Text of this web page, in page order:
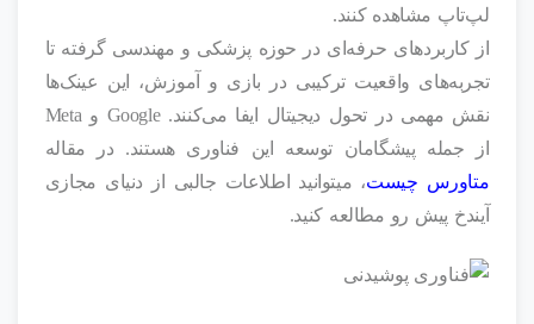
لپ‌تاپ مشاهده کنند.
از کاربردهای حرفه‌ای در حوزه پزشکی و مهندسی گرفته تا
تجربه‌های واقعیت ترکیبی در بازی و آموزش، این عینک‌ها
نقش مهمی در تحول دیجیتال ایفا می‌کنند. Google و Meta
از جمله پیشگامان توسعه این فناوری هستند. در مقاله
متاورس چیست، میتوانید اطلاعات جالبی از دنیای مجازی
آیندخ پیش رو مطالعه کنید.